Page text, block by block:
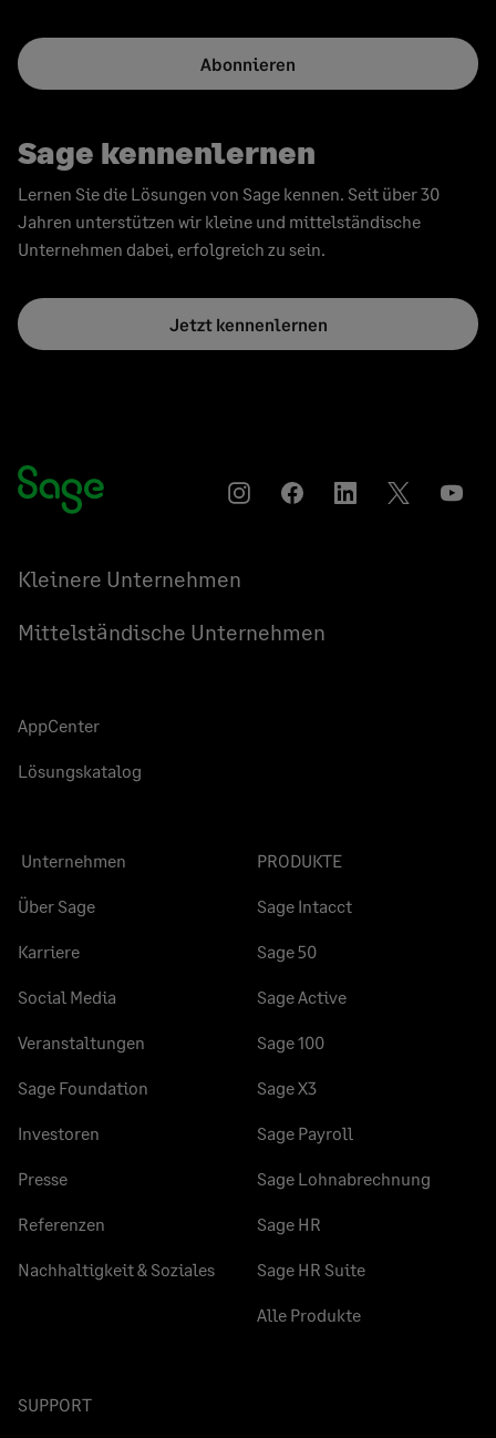
Abonnieren
Sage kennenlernen
Lernen Sie die Lösungen von Sage kennen. Seit über 30
Jahren unterstützen wir kleine und mittelständische
Unternehmen dabei, erfolgreich zu sein.
Jetzt kennenlernen
Instagram
Auf
Auf
Auf
Kleinere Unternehmen
Mittelständische Unternehmen
AppCenter
Lösungskatalog
Unternehmen
Über Sage
Karriere
Social Media
Veranstaltungen
Sage Foundation
Investoren
Presse
Referenzen
Nachhaltigkeit & Soziales
PRODUKTE
Sage Intacct
Sage 50
Sage Active
Sage 100
Sage X3
Sage Payroll
Sage Lohnabrechnung
Sage HR
Sage HR Suite
Alle Produkte
SUPPORT